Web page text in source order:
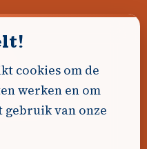
ons!
cookies om de
werken en om
van onze